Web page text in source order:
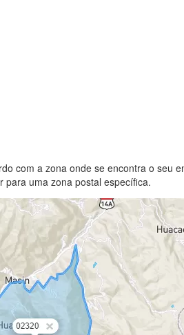
com a zona onde se encontra o seu
para uma zona postal específica.